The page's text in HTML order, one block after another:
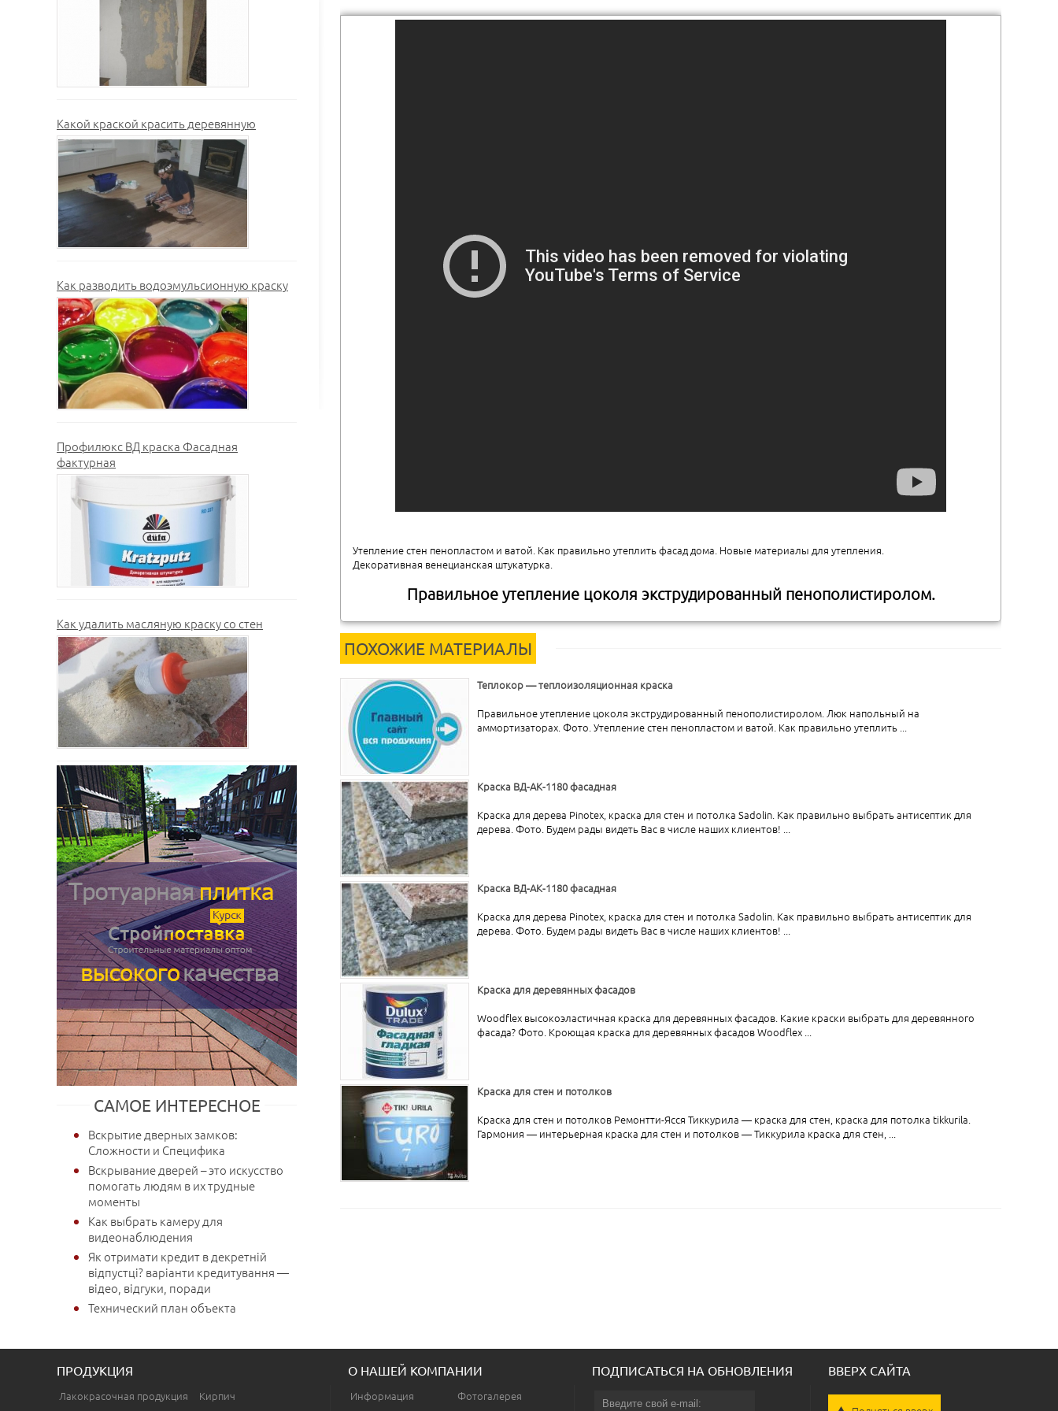
Какой краской красить деревянную
Как разводить водоэмульсионную краску
Профилюкс ВД краска Фасадная
фактурная
Как удалить масляную краску со стен
САМОЕ ИНТЕРЕСНОЕ
Вскрытие дверных замков:
Сложности и Специфика
Вскрывание дверей – это искусство
помогать людям в их трудные
моменты
Как выбрать камеру для
видеонаблюдения
Як отримати кредит в декретній
відпустці? варіанти кредитування —
відео, відгуки, поради
Технический план объекта
Утепление стен пенопластом и ватой. Как правильно утеплить фасад дома. Новые материалы для утепления.
Декоративная венецианская штукатурка.
Правильное утепление цоколя экструдированный пенополистиролом.
ПОХОЖИЕ МАТЕРИАЛЫ
Теплокор — теплоизоляционная краска
Правильное утепление цоколя экструдированный пенополистиролом. Люк напольный на
аммортизаторах. Фото. Утепление стен пенопластом и ватой. Как правильно утеплить ...
Краска ВД-АК-1180 фасадная
Краска для дерева Pinotex, краска для стен и потолка Sadolin. Как правильно выбрать антисептик для
дерева. Фото. Будем рады видеть Вас в числе наших клиентов! ...
Краска ВД-АК-1180 фасадная
Краска для дерева Pinotex, краска для стен и потолка Sadolin. Как правильно выбрать антисептик для
дерева. Фото. Будем рады видеть Вас в числе наших клиентов! ...
Краска для деревянных фасадов
Woodflex высокоэластичная краска для деревянных фасадов. Какие краски выбрать для деревянного
фасада? Фото. Кроющая краска для деревянных фасадов Woodflex ...
Краска для стен и потолков
Краска для стен и потолков Ремонтти-Ясся Тиккурила — краска для стен, краска для потолка tikkurila.
Гармония — интерьерная краска для стен и потолков — Тиккурила краска для стен, ...
ПРОДУКЦИЯ
Лакокрасочная продукция
Кирпич
О НАШЕЙ КОМПАНИИ
Информация
Фотогалерея
ПОДПИСАТЬСЯ НА ОБНОВЛЕНИЯ ВВЕРХ САЙТА